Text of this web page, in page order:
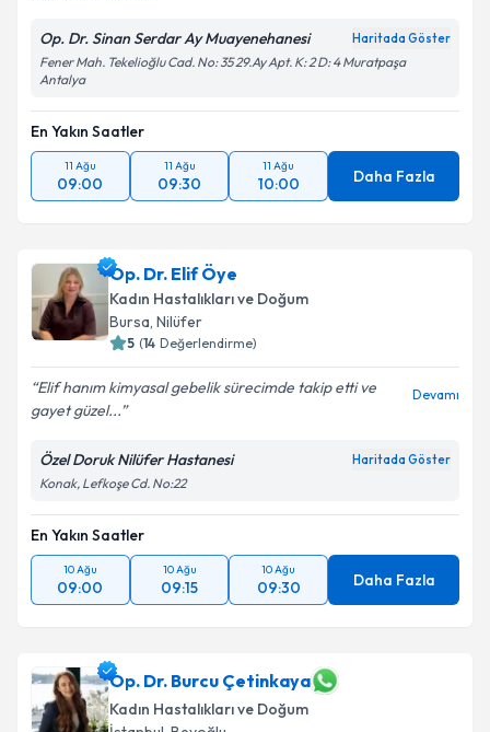
Op. Dr. Sinan Serdar Ay Muayenehanesi Haritada Göster
Fener Mah. Tekelioğlu Cad. No: 35 29.Ay Apt. K: 2 D: 4 Muratpaşa
Antalya
En Yakın Saatler
11 Ağu
09:00
11 Ağu
09:30
11 Ağu
10:00 Daha Fazla
Op. Dr. Elif Öye
Kadın Hastalıkları ve Doğum
Bursa, Nilüfer
5 (14 Değerlendirme)
Elif hanım kimyasal gebelik sürecimde takip etti ve
gayet güzel...
Devamı
Özel Doruk Nilüfer Hastanesi Haritada Göster
Konak, Lefkoşe Cd. No:22
En Yakın Saatler
10 Ağu
09:00
10 Ağu
09:15
10 Ağu
09:30 Daha Fazla
Op. Dr. Burcu Çetinkaya
Kadın Hastalıkları ve Doğum